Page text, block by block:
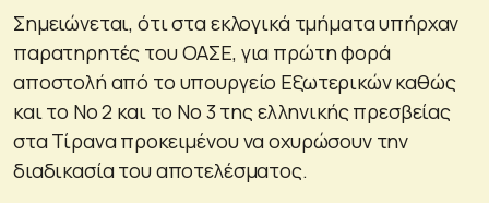
Σημειώνεται, ότι στα εκλογικά τμήματα υπήρχαν
παρατηρητές του ΟΑΣΕ, για πρώτη φορά
αποστολή από το υπουργείο Εξωτερικών καθώς
και το Νο 2 και το Νο 3 της ελληνικής πρεσβείας
στα Τίρανα προκειμένου να οχυρώσουν την
διαδικασία του αποτελέσματος.